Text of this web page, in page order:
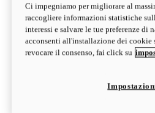
Hypermotard V2
120,4 CV
94 Nm
177 kgPeso
senza
Depotenziata 35
configura scopri di
Ci impegniamo per migliorare al
raccogliere informazioni statistiche
interessi e salvare le tue preferenze
acconsenti all'installazione dei
revocare il consenso, fai click su